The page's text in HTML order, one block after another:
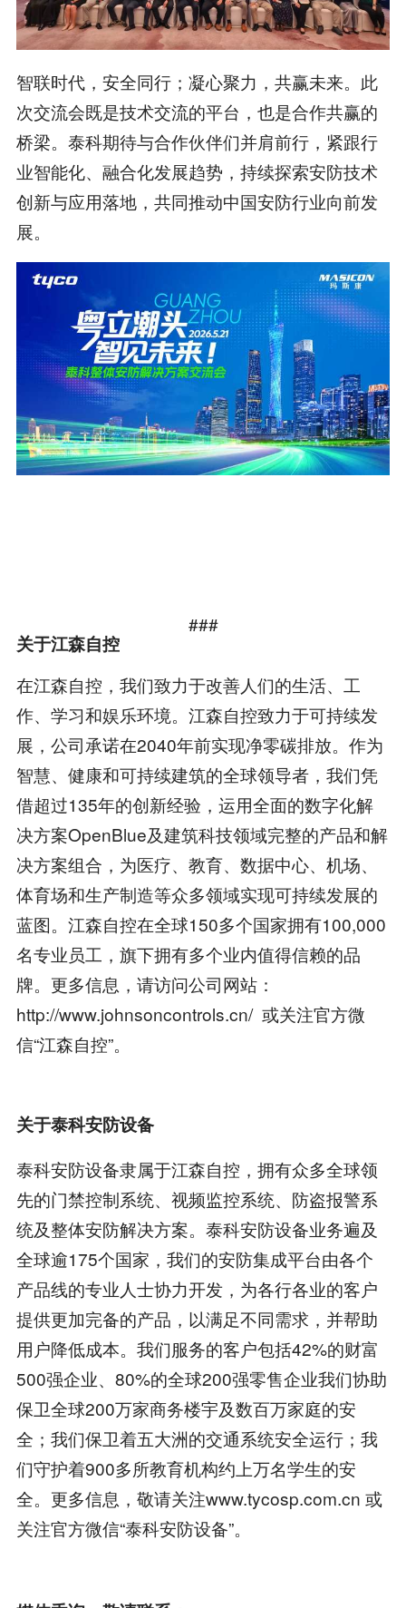
智联时代，安全同行；凝心聚力，共赢未来。此
次交流会既是技术交流的平台，也是合作共赢的
桥梁。泰科期待与合作伙伴们并肩前行，紧跟行
业智能化、融合化发展趋势，持续探索安防技术
创新与应用落地，共同推动中国安防行业向前发
展。
###
关于江森自控
在江森自控，我们致力于改善人们的生活、工
作、学习和娱乐环境。江森自控致力于可持续发
展，公司承诺在2040年前实现净零碳排放。作为
智慧、健康和可持续建筑的全球领导者，我们凭
借超过135年的创新经验，运用全面的数字化解
决方案OpenBlue及建筑科技领域完整的产品和解
决方案组合，为医疗、教育、数据中心、机场、
体育场和生产制造等众多领域实现可持续发展的
蓝图。江森自控在全球150多个国家拥有100,000
名专业员工，旗下拥有多个业内值得信赖的品
牌。更多信息，请访问公司网站：
http://www.johnsoncontrols.cn/ 或关注官方微
信“江森自控”。
关于泰科安防设备
泰科安防设备隶属于江森自控，拥有众多全球领
先的门禁控制系统、视频监控系统、防盗报警系
统及整体安防解决方案。泰科安防设备业务遍及
全球逾175个国家，我们的安防集成平台由各个
产品线的专业人士协力开发，为各行各业的客户
提供更加完备的产品，以满足不同需求，并帮助
用户降低成本。我们服务的客户包括42%的财富
500强企业、80%的全球200强零售企业我们协助
保卫全球200万家商务楼宇及数百万家庭的安
全；我们保卫着五大洲的交通系统安全运行；我
们守护着900多所教育机构约上万名学生的安
全。更多信息，敬请关注www.tycosp.com.cn 或
关注官方微信“泰科安防设备”。